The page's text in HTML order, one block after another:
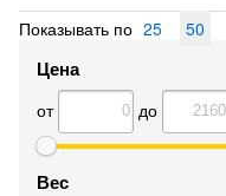
Показывать по 25 50
Цена
от до
Вес